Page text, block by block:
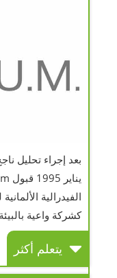
بعد إجراء تحليل
الفيدرالية
كشركة واعية
يتعلم أكثر